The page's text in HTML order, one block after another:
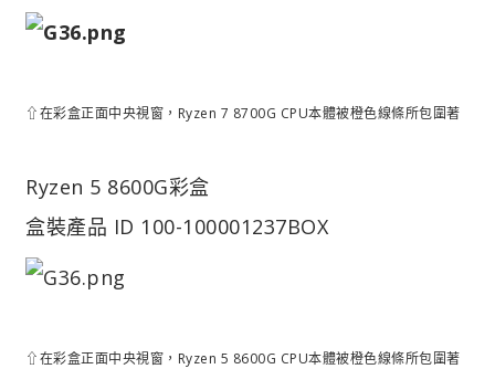
⇧在彩盒正面中央視窗，Ryzen 7 8700G CPU本體被橙色線條所包圍著
Ryzen 5 8600G彩盒
盒裝產品 ID 100-100001237BOX
⇧在彩盒正面中央視窗，Ryzen 5 8600G CPU本體被橙色線條所包圍著